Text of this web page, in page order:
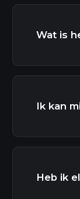
Wat is
Ik kan
Heb ik